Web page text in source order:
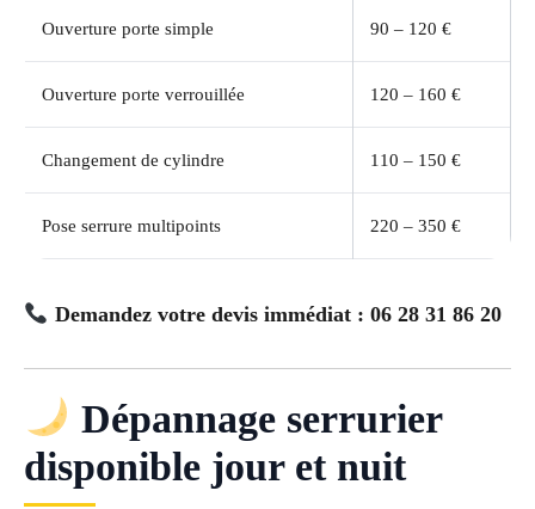
Ouverture porte simple 90 – 120 €
Ouverture porte verrouillée 120 – 160 €
Changement de cylindre 110 – 150 €
Pose serrure multipoints 220 – 350 €
Demandez votre devis immédiat : 06 28 31 86 20
Dépannage serrurier
disponible jour et nuit